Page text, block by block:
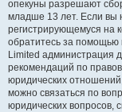
опекуны разрешают
младше 13 лет. Если вы
регистрирующемуся на
обратитесь за помощью
Limited администрация
рекомендаций по
юридических
можно связаться по
юридических вопросов,